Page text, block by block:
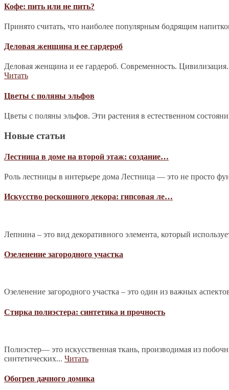
Кофе: пить или не пить?
Принято считать, что наиболее популярным бодрящим
Деловая женщина и ее гардероб
Деловая женщина и ее гардероб. Современность.
Читать
Цветы с поляны эльфов
Цветы с поляны эльфов. Эти растения в естественном
Новые статьи
Лестница в доме на второй этаж: создание…
Роль лестницы в интерьере дома Лестница — это не просто
Искусство роскошного декора: гипсовая ле…
Лепнина – это вид декоративного элемента, который
Озеленение загородного участка
Озеленение загородного участка – это один из важных
Стирка полиэстера: синтетика и прочность
Полиэстер— это искусственная ткань, производимая из
синтетических... Читать
Обогрев дачного домика